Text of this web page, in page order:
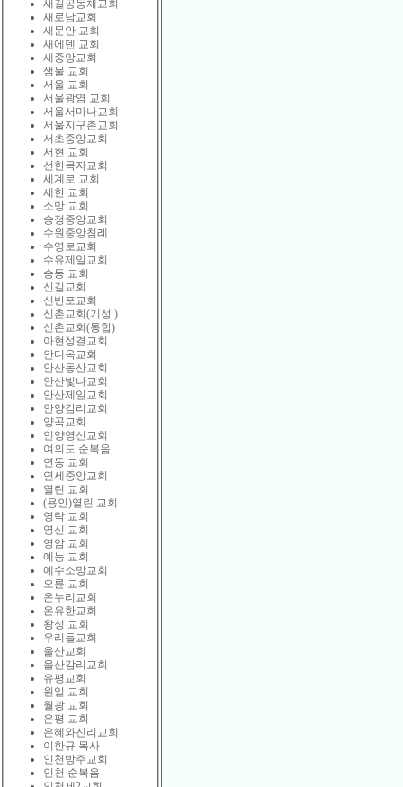
새길공동체교회
새로남교회
새문안 교회
새에덴 교회
새중앙교회
샘물 교회
서울 교회
서울광염 교회
서울서마나교회
서울지구촌교회
서초중앙교회
서현 교회
선한목자교회
세계로 교회
세한 교회
소망 교회
송정중앙교회
수원중앙침례
수영로교회
수유제일교회
승동 교회
신길교회
신반포교회
신촌교회(기성 )
신촌교회(통합)
아현성결교회
안디옥교회
안산동산교회
안산빛나교회
안산제일교회
안양감리교회
양곡교회
언양영신교회
여의도 순복음
연동 교회
연세중앙교회
열린 교회
(용인)열린 교회
영락 교회
영신 교회
영암 교회
예능 교회
예수소망교회
오륜 교회
온누리교회
온유한교회
왕성 교회
우리들교회
울산교회
울산감리교회
유평교회
원일 교회
월광 교회
은평 교회
은혜와진리교회
이한규 목사
인천방주교회
인천 순복음